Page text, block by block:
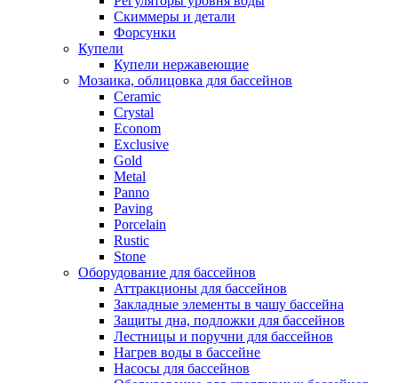
Скиммеры и детали
Форсунки
Купели
Купели нержавеющие
Мозаика, облицовка для бассейнов
Ceramic
Crystal
Econom
Exclusive
Gold
Metal
Panno
Paving
Porcelain
Rustic
Stone
Оборудование для бассейнов
Аттракционы для бассейнов
Закладные элементы в чашу бассейна
Защиты дна, подложки для бассейнов
Лестницы и поручни для бассейнов
Нагрев воды в бассейне
Насосы для бассейнов